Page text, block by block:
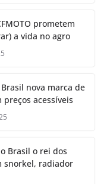
prometem
a vida no agro
nova marca de
acessíveis
Brasil o rei dos
snorkel, radiador